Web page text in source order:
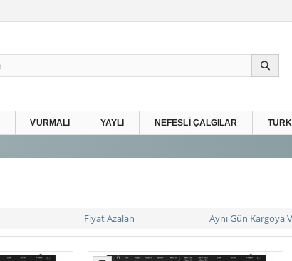
VURMALI YAYLI NEFESLI ÇALGILAR
Fiyat Azalan Aynı Gün Kargoya